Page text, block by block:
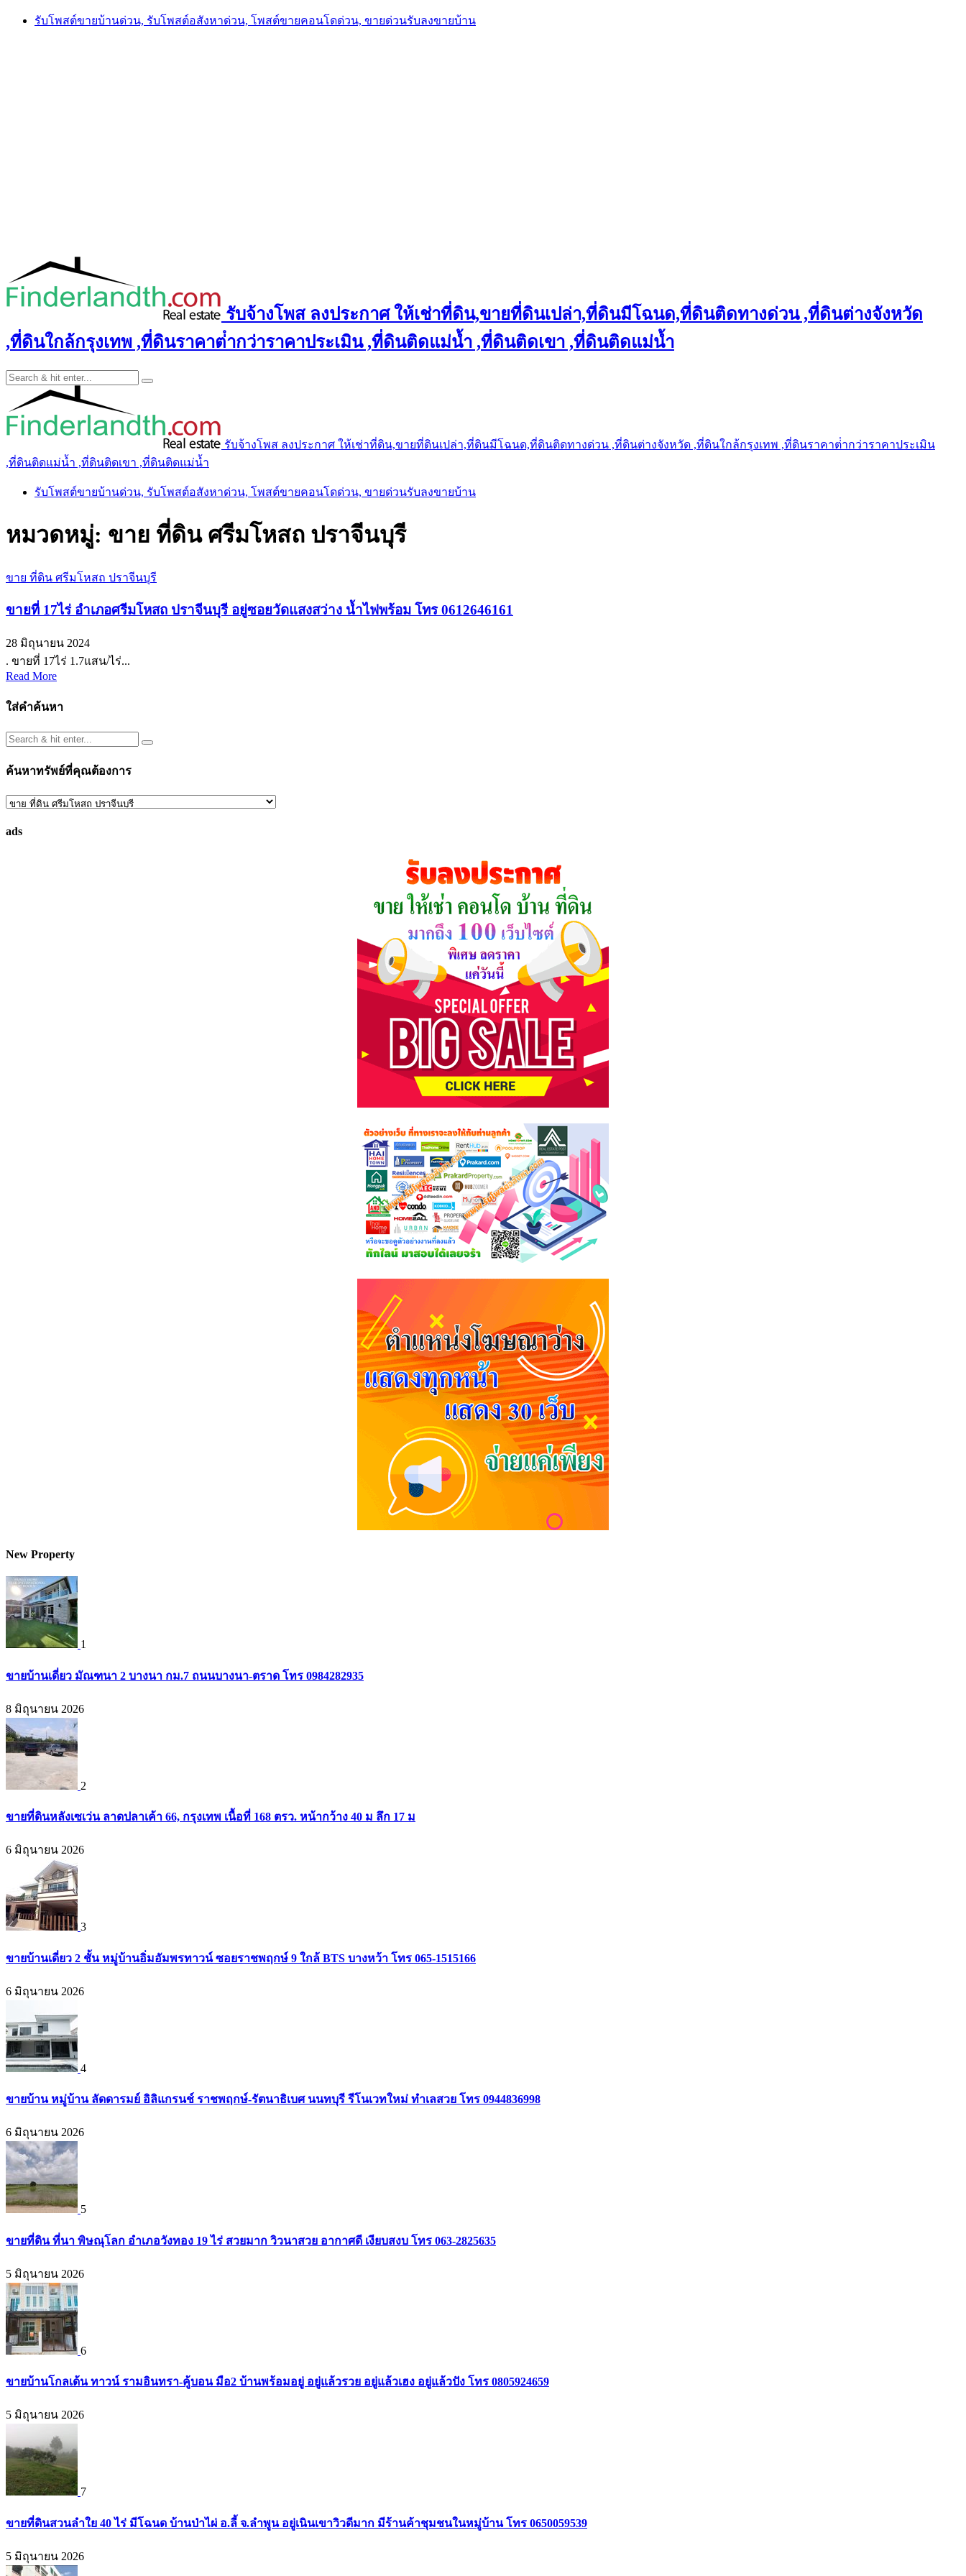
Skip
รับโพสต์ขายบ้านด่วน, รับโพสต์อสังหาด่วน, โพสต์ขายคอนโดด่วน, ขายด่วนรับลงขายบ้าน
รับจ้างโพส ลงประกาศ ให้เช่าที่ดิน,ขายที่ดินเปล่า,ที่ดินมีโฉนด,ที่ดินติดทางด่วน ,ที่ดินต่างจังหวัด
,ที่ดินใกล้กรุงเทพ ,ที่ดินราคาต่ํากว่าราคาประเมิน ,ที่ดินติดแม่น้ำ ,ที่ดินติดเขา ,ที่ดินติดแม่น้ำ
รับจ้างโพส ลงประกาศ ให้เช่าที่ดิน,ขายที่ดินเปล่า,ที่ดินมีโฉนด,ที่ดินติดทางด่วน ,ที่ดินต่างจังหวัด ,ที่ดินใกล้กรุงเทพ ,ที่ดินราคาต่ํากว่าราคาประเมิน
,ที่ดินติดแม่น้ำ ,ที่ดินติดเขา ,ที่ดินติดแม่น้ำ
รับโพสต์ขายบ้านด่วน, รับโพสต์อสังหาด่วน, โพสต์ขายคอนโดด่วน, ขายด่วนรับลงขายบ้าน
หมวดหมู่: ขาย ที่ดิน ศรีมโหสถ ปราจีนบุรี
ขาย ที่ดิน ศรีมโหสถ ปราจีนบุรี
ขายที่ 17ไร่ อำเภอศรีมโหสถ ปราจีนบุรี อยู่ซอยวัดแสงสว่าง น้ำไฟพร้อม โทร 0612646161
28 มิถุนายน 2024
. ขายที่ 17ไร่ 1.7แสน/ไร่...
Read More
ใส่คำค้นหา
ค้นหาทรัพย์ที่คุณต้องการ
ค้นหา
ที่
ads
New Property
1
ขายบ้านเดี่ยว มัณฑนา 2 บางนา กม.7 ถนนบางนา-ตราด โทร 0984282935
8 มิถุนายน 2026
2
ขายที่ดินหลังเซเว่น ลาดปลาเค้า 66, กรุงเทพ เนื้อที่ 168 ตรว. หน้ากว้าง 40 ม ลึก 17 ม
6 มิถุนายน 2026
3
ขายบ้านเดี่ยว 2 ชั้น หมู่บ้านอิ่มอัมพรทาวน์ ซอยราชพฤกษ์ 9 ใกล้ BTS บางหว้า โทร 065-1515166
6 มิถุนายน 2026
4
ขายบ้าน หมู่บ้าน ลัดดารมย์ อิลิแกรนช์ ราชพฤกษ์-รัตนาธิเบศ นนทบุรี รีโนเวทใหม่ ทำเลสวย โทร 0944836998
6 มิถุนายน 2026
5
ขายที่ดิน ที่นา พิษณุโลก อำเภอวังทอง 19 ไร่ สวยมาก วิวนาสวย อากาศดี เงียบสงบ โทร 063-2825635
5 มิถุนายน 2026
6
ขายบ้านโกลเด้น ทาวน์ รามอินทรา-คู้บอน มือ2 บ้านพร้อมอยู่ อยู่แล้วรวย อยู่แล้วเฮง อยู่แล้วปัง โทร 0805924659
5 มิถุนายน 2026
7
ขายที่ดินสวนลำใย 40 ไร่ มีโฉนด บ้านป่าไผ่ อ.ลี้ จ.ลำพูน อยู่เนินเขาวิวดีมาก มีร้านค้าชุมชนในหมู่บ้าน โทร 0650059539
5 มิถุนายน 2026